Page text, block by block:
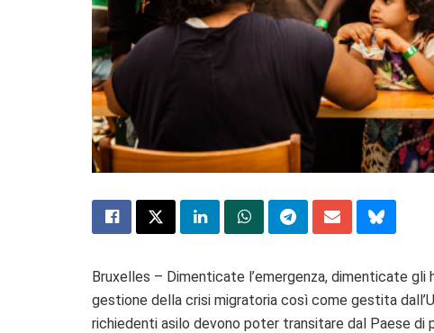
Bruxelles – Dimenticate l’emergenza, dimenticate
gestione della crisi migratoria così come gestita
richiedenti asilo devono poter transitare dal Paese di